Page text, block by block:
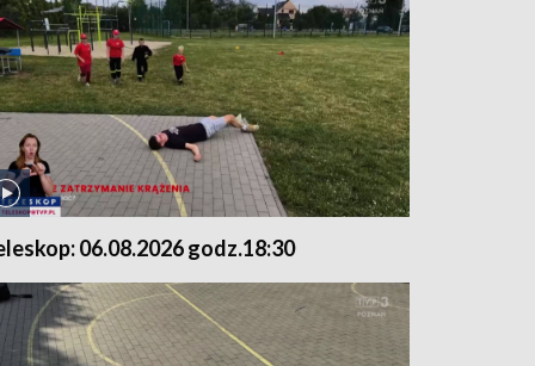
06.08.2026 godz.18:30